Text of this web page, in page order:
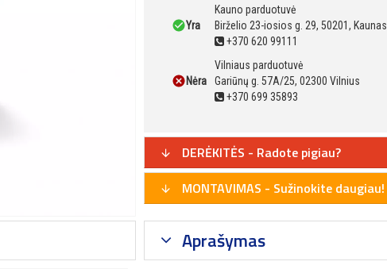
Yra
Kauno parduotuvė
Birželio 23-iosios g. 29, 50201, Kaunas
+370 620 99111
Nėra
Vilniaus parduotuvė
Gariūnų g. 57A/25, 02300 Vilnius
+370 699 35893
DERĖKITĖS - Radote pigiau?
MONTAVIMAS - Sužinokite daugiau!
Aprašymas